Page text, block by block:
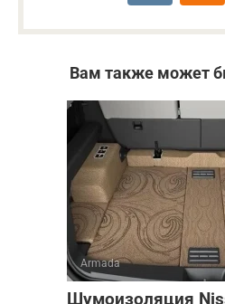
Вам также может
Armada
Шумоизоляция